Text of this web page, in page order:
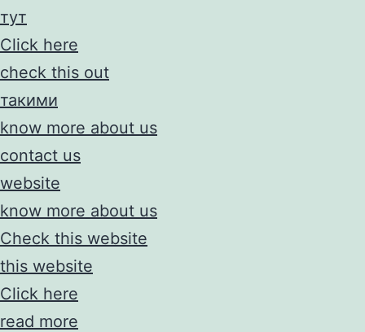
тут
Click here
check this out
такими
know more about us
contact us
website
know more about us
Check this website
this website
Click here
read more